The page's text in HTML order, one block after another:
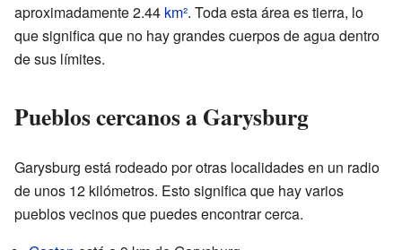
aproximadamente 2.44 km². Toda esta área es tierra, lo
que significa que no hay grandes cuerpos de agua dentro
de sus límites.
Pueblos cercanos a Garysburg
Garysburg está rodeado por otras localidades en un radio
de unos 12 kilómetros. Esto significa que hay varios
pueblos vecinos que puedes encontrar cerca.